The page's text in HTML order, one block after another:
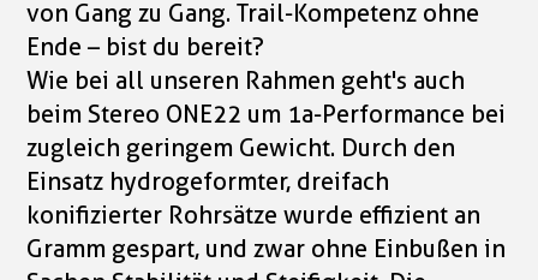
von Gang zu Gang. Trail-Kompetenz ohne
Ende – bist du bereit?
Wie bei all unseren Rahmen geht's auch
beim Stereo ONE22 um 1a-Performance bei
zugleich geringem Gewicht. Durch den
Einsatz hydrogeformter, dreifach
konifizierter Rohrsätze wurde effizient an
Gramm gespart, und zwar ohne Einbußen in